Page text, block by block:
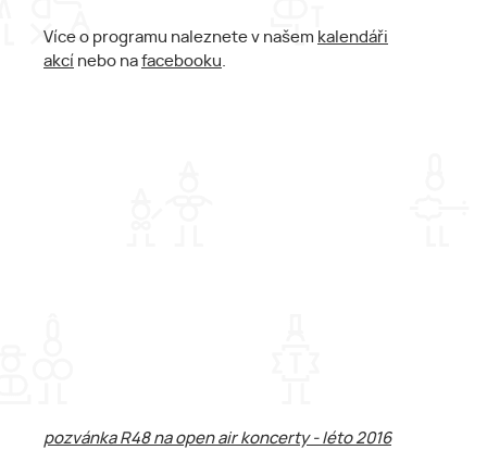
Více o programu naleznete v našem kalendáři
akcí nebo na facebooku.
pozvánka R48 na open air koncerty - léto 2016